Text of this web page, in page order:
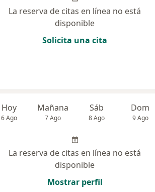
La reserva de citas en línea no está
disponible
Solicita una cita
Hoy
6 Ago
Mañana
7 Ago
Sáb
8 Ago
Dom
9 Ago
La reserva de citas en línea no está
disponible
Mostrar perfil